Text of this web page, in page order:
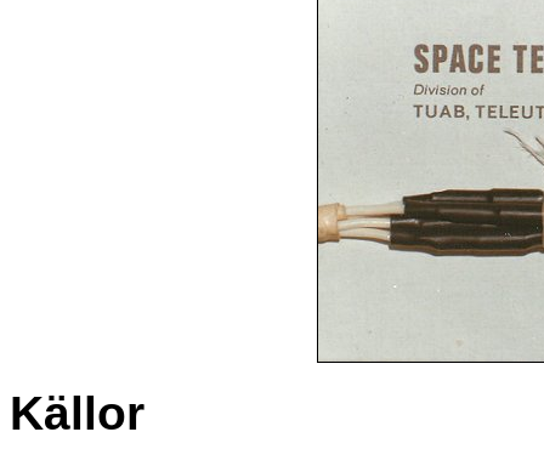
Källor